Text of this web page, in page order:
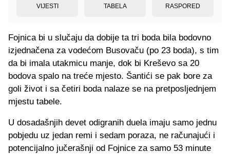
VIJESTI TABELA RASPORED
Fojnica bi u slučaju da dobije ta tri boda bila bodovno
izjednačena za vodećom Busovaču (po 23 boda), s tim
da bi imala utakmicu manje, dok bi Kreševo sa 20
bodova spalo na treće mjesto. Šantići se pak bore za
goli život i sa četiri boda nalaze se na pretposljednjem
mjestu tabele.
U dosadašnjih devet odigranih duela imaju samo jednu
pobjedu uz jedan remi i sedam poraza, ne računajući i
potencijalno jučerašnji od Fojnice za samo 53 minute